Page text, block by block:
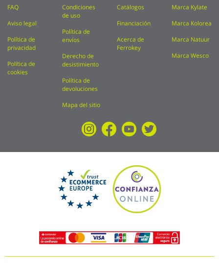
FAQ
Aviso legal
Política de
privacidad
Política de
cookies
Condiciones
de uso
Política de
envíos
Derecho de
desistimiento
Política de
devoluciones
Mapa del sitio
Catálogos
Financiación
Acerca de
Ferrokey
Marca Kylate
Marca Kolorea
Marca Natuur
Marca Wesco